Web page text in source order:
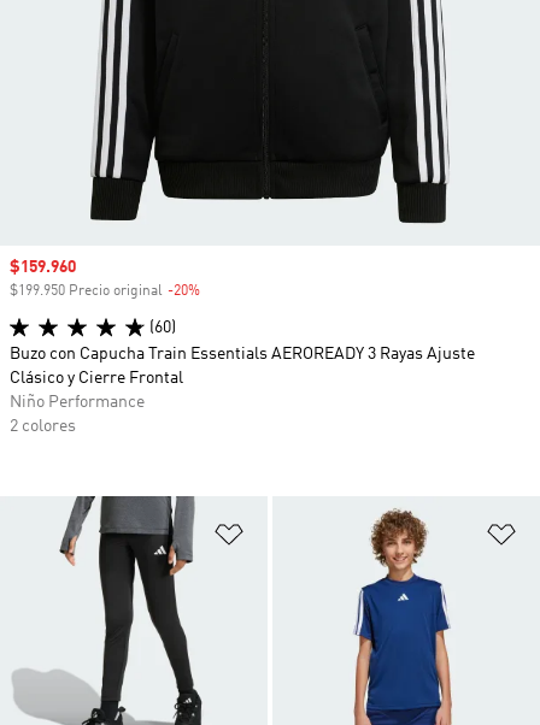
Añadir a la lista de deseos
Precio de venta
$159.960
$199.950 Precio original -20%
(60)
Buzo con Capucha Train Essentials AEROREADY 3 Rayas Ajuste
Clásico y Cierre Frontal
Niño Performance
2 colores